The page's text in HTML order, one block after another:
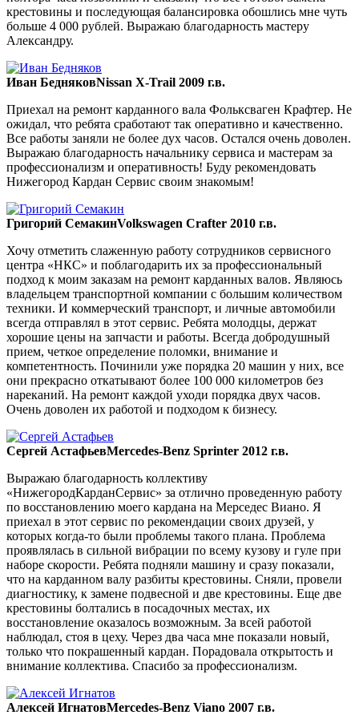
крестовины и последующая балансировка обошлись мне чуть
больше 4 000 рублей. Выражаю благодарность мастеру
Александру.
Иван БедняковNissan X-Trail 2009 г.в.
Приехал на ремонт карданного вала Фольксваген Крафтер. Не
ожидал, что ребята сработают так оперативно и качественно.
Все работы заняли не более дух часов. Остался очень доволен.
Выражаю благодарность начальнику сервиса и мастерам за
профессионализм и оперативность! Буду рекомендовать
Нижегород Кардан Сервис своим знакомым!
Григорий СемакинVolkswagen Crafter 2010 г.в.
Хочу отметить слаженную работу сотрудников сервисного
центра «НКС» и поблагодарить их за профессиональный
подход к моим заказам на ремонт карданных валов. Являюсь
владельцем транспортной компании с большим количеством
техники. И коммерческий транспорт, и личные автомобили
всегда отправлял в этот сервис. Ребята молодцы, держат
хорошие цены на запчасти и работы. Всегда добродушный
прием, четкое определение поломки, внимание и
компетентность. Починили уже порядка 20 машин у них, все
они прекрасно откатывают более 100 000 километров без
нареканий. На ремонт каждой уходи порядка двух часов.
Очень доволен их работой и подходом к бизнесу.
Сергей АстафьевMercedes-Benz Sprinter 2012 г.в.
Выражаю благодарность коллективу
«НижегородКарданСервис» за отлично проведенную работу
по восстановлению моего кардана на Мерседес Виано. Я
приехал в этот сервис по рекомендации своих друзей, у
которых когда-то были проблемы такого плана. Проблема
проявлялась в сильной вибрации по всему кузову и гуле при
наборе скорости. Ребята подняли машину и сразу показали,
что на карданном валу разбиты крестовины. Сняли, провели
диагностику, к замене подвесной и две крестовины. Еще две
крестовины болтались в посадочных местах, их
восстановление оказалось возможным. За всей работой
наблюдал, стоя в цеху. Через два часа мне показали новый,
только что покрашенный кардан. Порадовала открытость и
внимание коллектива. Спасибо за профессионализм.
Алексей ИгнатовMercedes-Benz Viano 2007 г.в.